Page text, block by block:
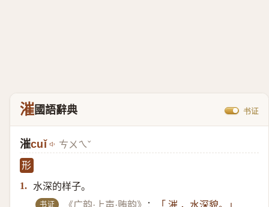
漼國語辭典 书证
漼cuǐ ㄘㄨㄟˇ
形
1. 水深的样子。
书证 《广韵·上声·贿韵》 ：
「 漼 ，水深貌。」